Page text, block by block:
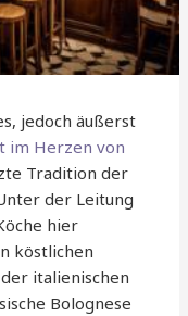
jedoch äußerst
im Herzen von
Tradition der
der Leitung
hier
köstlichen
italienischen
Bolognese